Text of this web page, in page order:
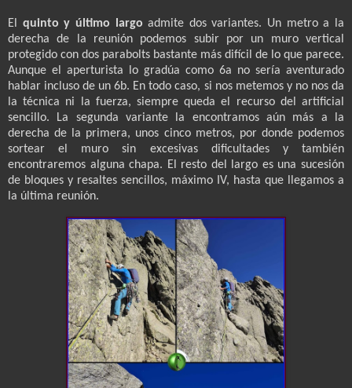
El quinto y último largo admite dos variantes. Un metro a la
derecha de la reunión podemos subir por un muro vertical
protegido con dos parabolts bastante más difícil de lo que parece.
Aunque el aperturista lo gradúa como 6a no sería aventurado
hablar incluso de un 6b. En todo caso, si nos metemos y no nos da
la técnica ni la fuerza, siempre queda el recurso del artificial
sencillo. La segunda variante la encontramos aún más a la
derecha de la primera, unos cinco metros, por donde podemos
sortear el muro sin excesivas dificultades y también
encontraremos alguna chapa. El resto del largo es una sucesión
de bloques y resaltes sencillos, máximo IV, hasta que llegamos a
la última reunión.